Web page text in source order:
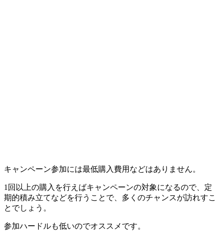
キャンペーン参加には最低購入費用などはありません。
1回以上の購入を行えばキャンペーンの対象になるので、定
期的積み立てなどを行うことで、多くのチャンスが訪れすこ
とでしょう。
参加ハードルも低いのでオススメです。